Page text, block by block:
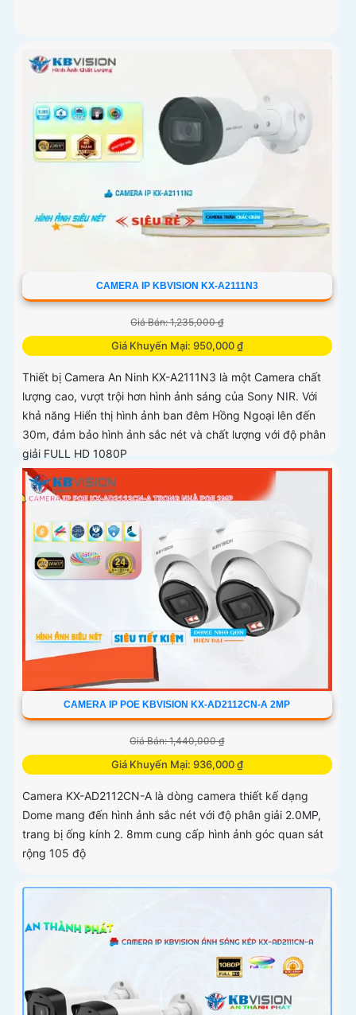
CAMERA IP KBVISION KX-A2111N3
Giá Bán: 1,235,000 ₫
Giá Khuyến Mại: 950,000 ₫
Thiết bị Camera An Ninh KX-A2111N3 là một Camera chất
lượng cao, vượt trội hơn hình ảnh sáng của Sony NIR. Với
khả năng Hiển thị hình ảnh ban đêm Hồng Ngoại lên đến
30m, đảm bảo hình ảnh sắc nét và chất lượng với độ phân
giải FULL HD 1080P
CAMERA IP POE KBVISION KX-AD2112CN-A 2MP
Giá Bán: 1,440,000 ₫
Giá Khuyến Mại: 936,000 ₫
Camera KX-AD2112CN-A là dòng camera thiết kế dạng
Dome mang đến hình ảnh sắc nét với độ phân giải 2.0MP,
trang bị ống kính 2. 8mm cung cấp hình ảnh góc quan sát
rộng 105 độ